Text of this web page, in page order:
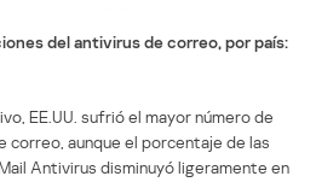
del antivirus de correo, por país:
EE.UU. sufrió el mayor número de
aunque el porcentaje de las
Antivirus disminuyó ligeramente en